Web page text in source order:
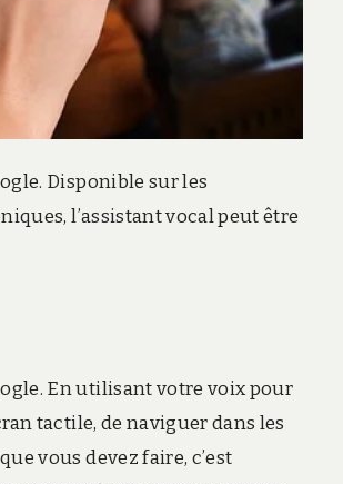
Disponible sur les
l’assistant vocal peut être
En utilisant votre voix pour
tactile, de naviguer dans les
vous devez faire, c’est